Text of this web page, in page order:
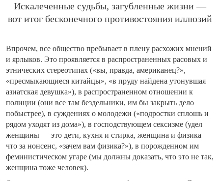
Искалеченные судьбы, загубленные жизни —
вот итог бесконечного противостояния иллюзий
Впрочем, все общество пребывает в плену расхожих мнений
и ярлыков. Это проявляется в распространенных расовых и
этнических стереотипах («вы, правда, американец?»,
«пресмыкающиеся китайцы», «в пруду найдена утонувшая
азиатская девушка»), в распространенном отношении к
полиции (они все там бездельники, им бы закрыть дело
побыстрее), в суждениях о молодежи («подростки сплошь и
рядом уходят из дома»), в господствующем сексизме (удел
женщины — это дети, кухня и стирка, женщина и физика —
что за нонсенс, «зачем вам физика?»), в порожденном им
феминистическом угаре (мы должны доказать, что это не так,
женщина тоже человек).